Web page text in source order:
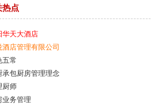
热点
华天大酒店
酒店管理有限公司
五常
承包厨房管理理念
厨师
业务管理